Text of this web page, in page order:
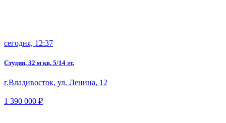
сегодня, 12:37
Студия, 32 м кв, 5/14 эт.
г.Владивосток, ул. Ленина, 12
1 390 000 ₽